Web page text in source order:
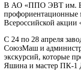
В АО «ППО ЭВТ им.
профориентационные
Всероссийской акции
С 24 по 28 апреля
СоюзМаш и
экскурсий, которые
Яшина и мастер ПК-1